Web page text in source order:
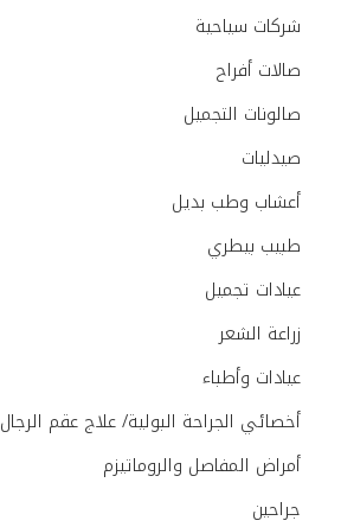
شركات سياحية
صالات أفراح
صالونات التجميل
صيدليات
أعشاب وطب بديل
طبيب بيطري
عيادات تجميل
زراعة الشعر
عيادات وأطباء
أخصائي الجراحة البولية/ علاج عقم الرجال
أمراض المفاصل والروماتيزم
جراحين